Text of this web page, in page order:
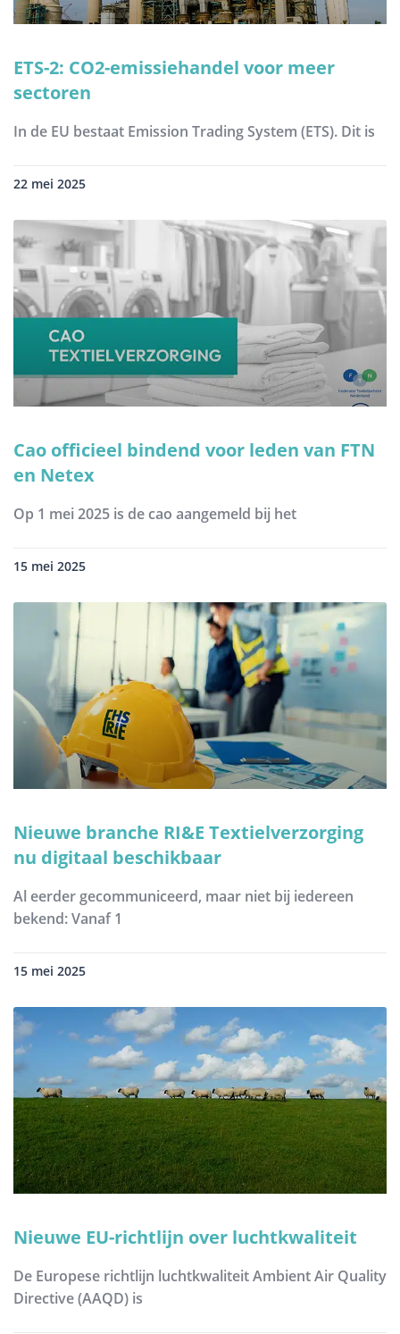
ETS-2: CO2-emissiehandel voor meer
sectoren
In de EU bestaat Emission Trading System (ETS). Dit is
22 mei 2025
Cao officieel bindend voor leden van FTN
en Netex
Op 1 mei 2025 is de cao aangemeld bij het
15 mei 2025
Nieuwe branche RI&E Textielverzorging
nu digitaal beschikbaar
Al eerder gecommuniceerd, maar niet bij iedereen
bekend: Vanaf 1
15 mei 2025
Nieuwe EU-richtlijn over luchtkwaliteit
De Europese richtlijn luchtkwaliteit Ambient Air Quality
Directive (AAQD) is